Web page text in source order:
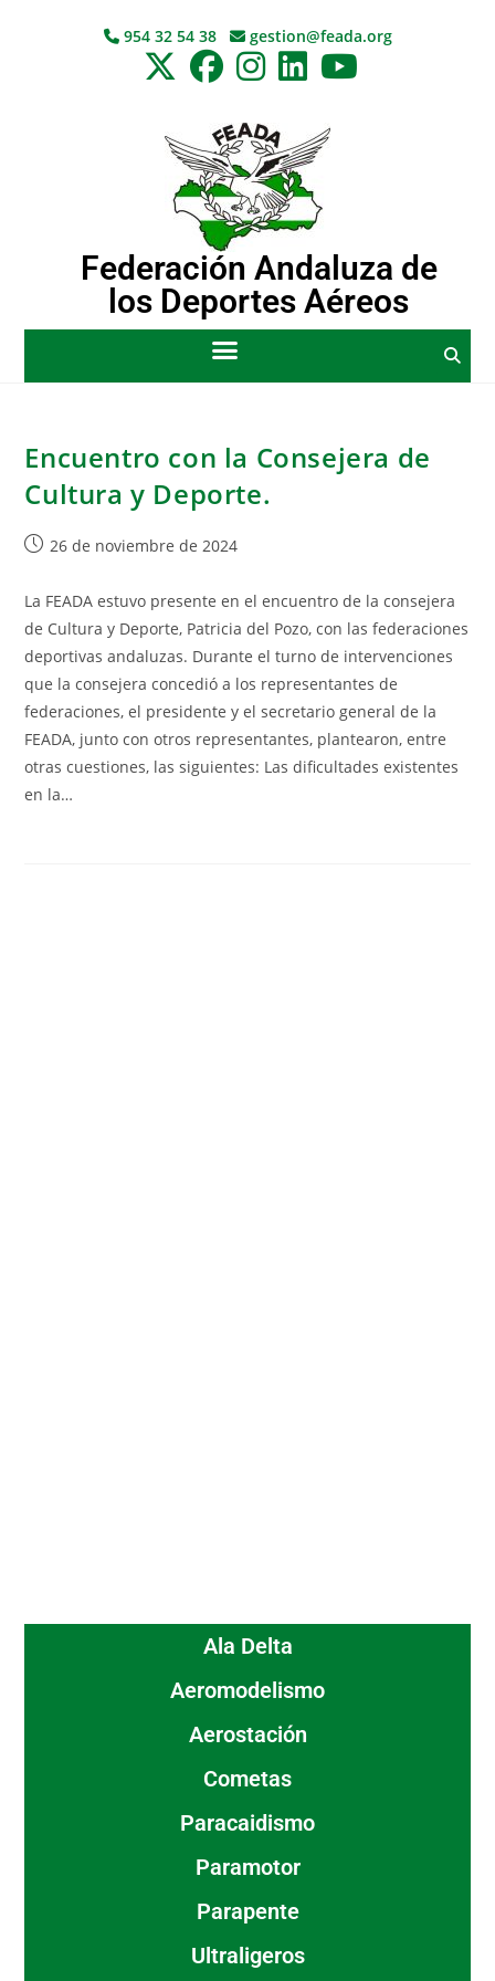
954 32 54 38 gestion@feada.org
Federación Andaluza de
los Deportes Aéreos
Encuentro con la Consejera de
Cultura y Deporte.
26 de noviembre de 2024
La FEADA estuvo presente en el encuentro de la consejera
de Cultura y Deporte, Patricia del Pozo, con las federaciones
deportivas andaluzas. Durante el turno de intervenciones
que la consejera concedió a los representantes de
federaciones, el presidente y el secretario general de la
FEADA, junto con otros representantes, plantearon, entre
otras cuestiones, las siguientes: Las dificultades existentes
en la…
Ala Delta
Aeromodelismo
Aerostación
Cometas
Paracaidismo
Paramotor
Parapente
Ultraligeros